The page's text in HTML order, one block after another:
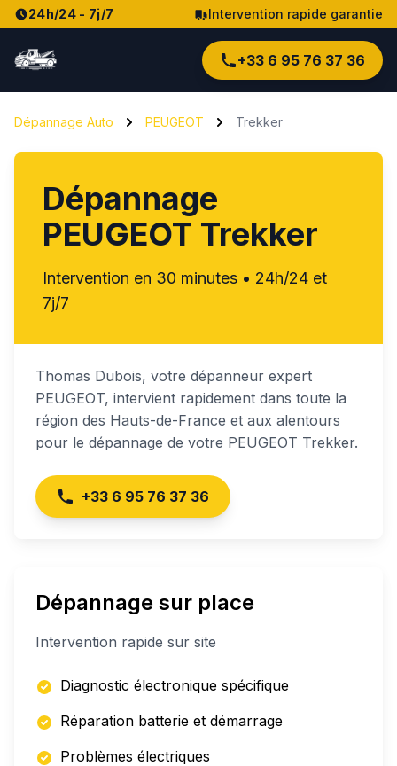
24h/24 - 7j/7 Intervention rapide garantie
+33 6 95 76 37 36
Dépannage Auto PEUGEOT Trekker
Dépannage
PEUGEOT Trekker
Intervention en 30 minutes • 24h/24 et
7j/7
Thomas Dubois, votre dépanneur expert
PEUGEOT, intervient rapidement dans toute la
région des Hauts-de-France et aux alentours
pour le dépannage de votre PEUGEOT Trekker.
+33 6 95 76 37 36
Dépannage sur place
Intervention rapide sur site
Diagnostic électronique spécifique
Réparation batterie et démarrage
Problèmes électriques